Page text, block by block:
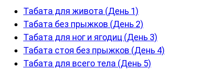
Табата для живота (День 1)
Табата без прыжков (День 2)
Табата для ног и ягодиц (День 3)
Табата стоя без прыжков (День 4)
Табата для всего тела (День 5)